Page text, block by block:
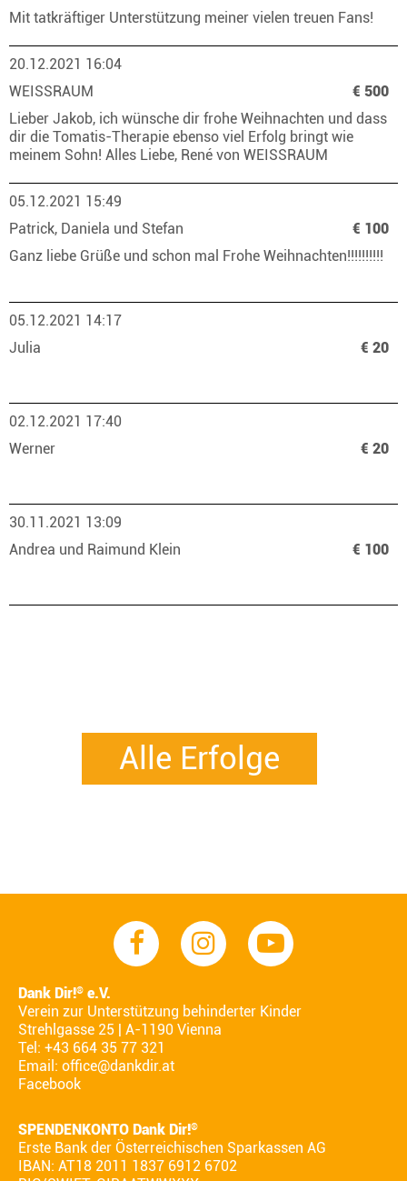
Mit tatkräftiger Unterstützung meiner vielen treuen Fans!
20.12.2021 16:04
WEISSRAUM
€ 500
Lieber Jakob, ich wünsche dir frohe Weihnachten und dass
dir die Tomatis-Therapie ebenso viel Erfolg bringt wie
meinem Sohn! Alles Liebe, René von WEISSRAUM
05.12.2021 15:49
Patrick, Daniela und Stefan
€ 100
Ganz liebe Grüße und schon mal Frohe Weihnachten!!!!!!!!!!
05.12.2021 14:17
Julia
€ 20
02.12.2021 17:40
Werner
€ 20
30.11.2021 13:09
Andrea und Raimund Klein
€ 100
Alle Erfolge
Dank Dir!® e.V.
Verein zur Unterstützung behinderter Kinder
Strehlgasse 25 | A-1190 Vienna
Tel: +43 664 35 77 321
Email: office@dankdir.at
Facebook
SPENDENKONTO Dank Dir!®
Erste Bank der Österreichischen Sparkassen AG
IBAN: AT18 2011 1837 6912 6702